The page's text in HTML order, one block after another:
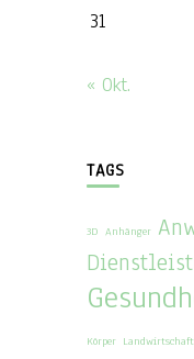
31
« Okt.
TAGS
3D Anhänger
Körper Landwirtschaft